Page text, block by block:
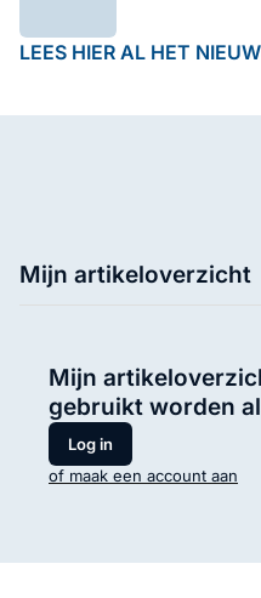
LEES HIER AL HET
Mijn artikeloverzicht
Mijn
gebruikt worden
Log in
of maak een account aan